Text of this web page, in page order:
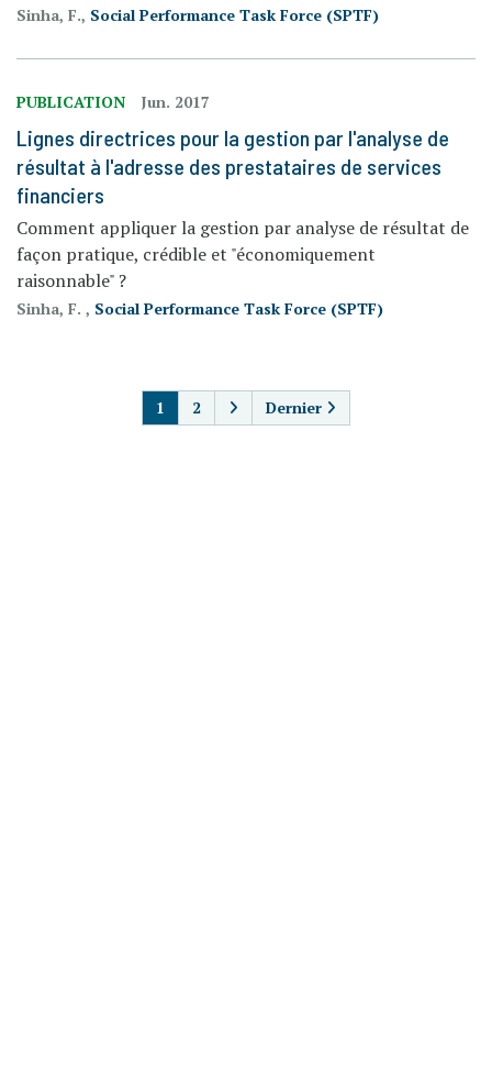
Sinha, F., Social Performance Task Force (SPTF)
PUBLICATION Jun. 2017
Lignes directrices pour la gestion par l'analyse de
résultat à l'adresse des prestataires de services
financiers
Comment appliquer la gestion par analyse de résultat de
façon pratique, crédible et "économiquement
raisonnable" ?
Sinha, F. , Social Performance Task Force (SPTF)
1 2 Dernier